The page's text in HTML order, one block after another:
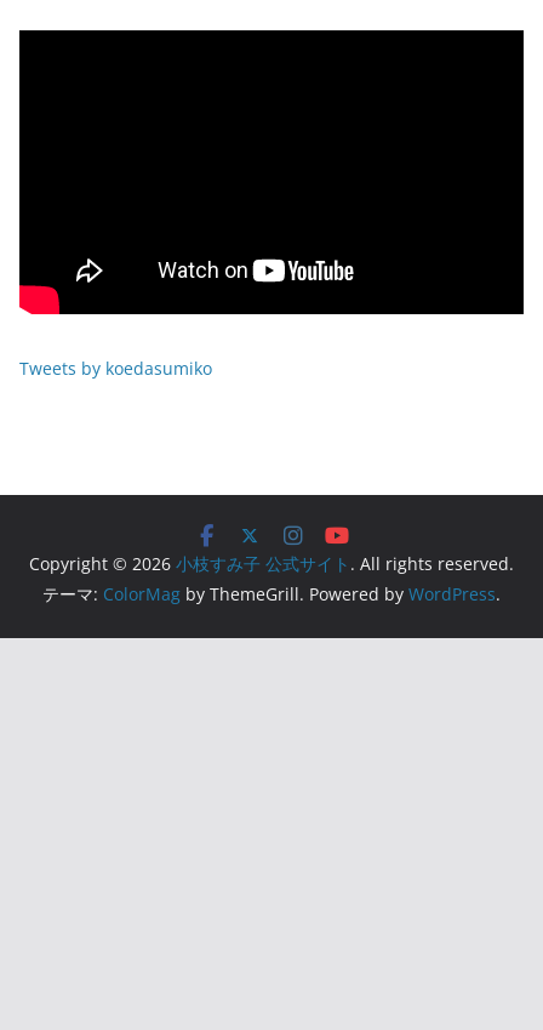
Tweets by koedasumiko
Copyright © 2026 小枝すみ子 公式サイト . All rights reserved.
テーマ: ColorMag by ThemeGrill. Powered by WordPress.